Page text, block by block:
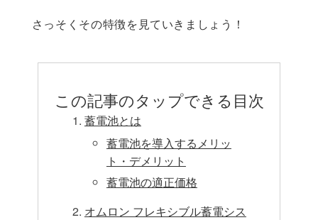
さっそくその特徴を見ていきましょう！
この記事のタップできる目次
蓄電池とは
蓄電池を導入するメリッ
ト・デメリット
蓄電池の適正価格
オムロン フレキシブル蓄電シス